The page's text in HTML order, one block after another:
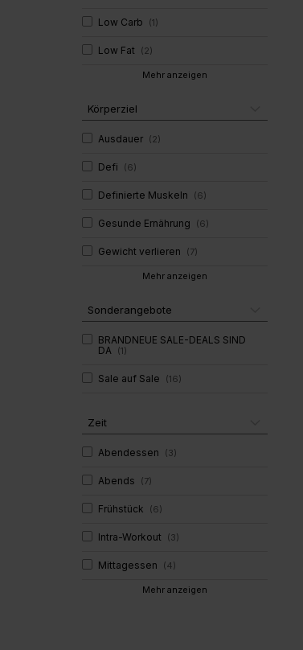
Low Carb (1)
Low Fat (2)
Mehr anzeigen
Körperziel
Ausdauer (2)
Defi (6)
Definierte Muskeln (6)
Gesunde Ernährung (6)
Gewicht verlieren (7)
Mehr anzeigen
Sonderangebote
BRANDNEUE SALE-DEALS SIND
DA (1)
Sale auf Sale (16)
Zeit
Abendessen (3)
Abends (7)
Frühstück (6)
Intra-Workout (3)
Mittagessen (4)
Mehr anzeigen